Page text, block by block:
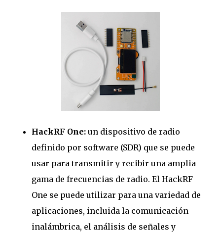
HackRF One: un dispositivo de radio
definido por software (SDR) que se puede
usar para transmitir y recibir una amplia
gama de frecuencias de radio. El HackRF
One se puede utilizar para una variedad de
aplicaciones, incluida la comunicación
inalámbrica, el análisis de señales y